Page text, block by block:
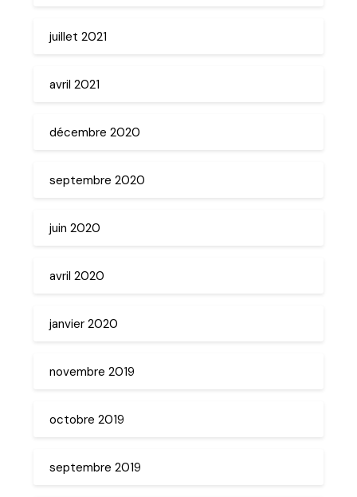
juillet 2021
avril 2021
décembre 2020
septembre 2020
juin 2020
avril 2020
janvier 2020
novembre 2019
octobre 2019
septembre 2019